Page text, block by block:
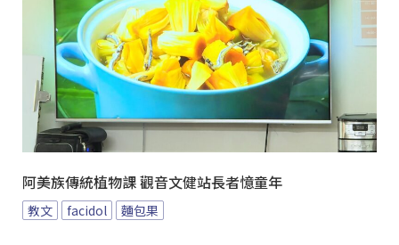
阿美族傳統植物課 觀音文健站長者憶童年
教文 facidol 麵包果